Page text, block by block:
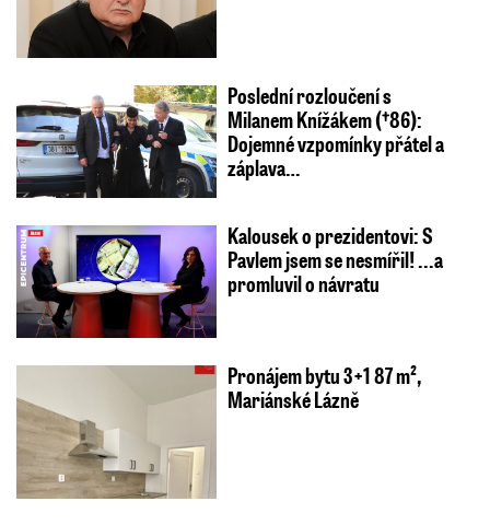
Poslední rozloučení s
Milanem Knížákem (†86):
Dojemné vzpomínky přátel a
záplava…
Kalousek o prezidentovi: S
Pavlem jsem se nesmířil! ...a
promluvil o návratu
Pronájem bytu 3+1 87 m²,
Mariánské Lázně